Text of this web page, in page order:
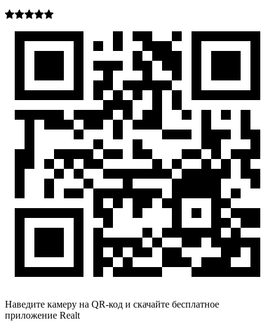
Наведите камеру на QR-код и скачайте бесплатное
приложение Realt